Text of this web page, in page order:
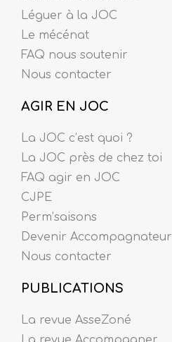
Léguer à la JOC
Le mécénat
FAQ nous soutenir
Nous contacter
AGIR EN JOC
La JOC c’est quoi ?
La JOC près de chez toi
FAQ agir en JOC
CJPE
Perm’saisons
Devenir Accompagnateur
Nous contacter
PUBLICATIONS
La revue AsseZoné